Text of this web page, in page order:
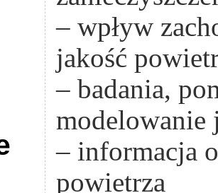
– wpływ
jakość
– badania,
modelowanie
– informacja
powietrza